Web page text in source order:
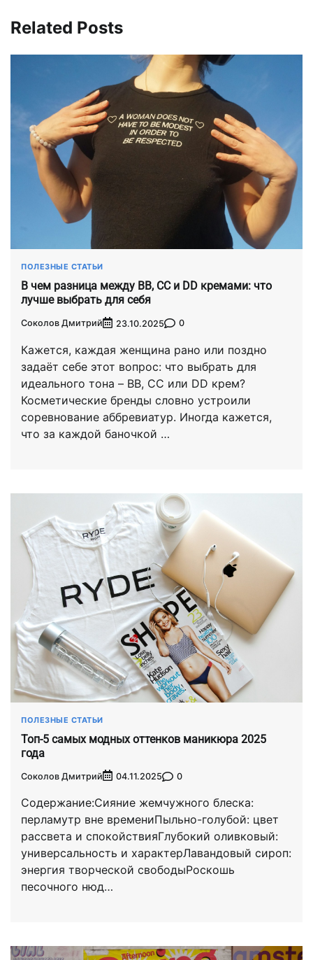
Related Posts
ПОЛЕЗНЫЕ СТАТЬИ
В чем разница между BB, CC и DD кремами: что
лучше выбрать для себя
Соколов Дмитрий 23.10.2025 0
Кажется, каждая женщина рано или поздно
задаёт себе этот вопрос: что выбрать для
идеального тона – BB, CC или DD крем?
Косметические бренды словно устроили
соревнование аббревиатур. Иногда кажется,
что за каждой баночкой …
ПОЛЕЗНЫЕ СТАТЬИ
Топ-5 самых модных оттенков маникюра 2025
года
Соколов Дмитрий 04.11.2025 0
Содержание:Сияние жемчужного блеска:
перламутр вне времениПыльно-голубой: цвет
рассвета и спокойствияГлубокий оливковый:
универсальность и характерЛавандовый сироп:
энергия творческой свободыРоскошь
песочного нюд…